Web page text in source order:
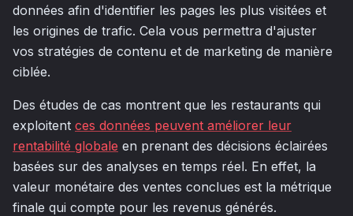
données afin d'identifier les pages les plus visitées et
les origines de trafic. Cela vous permettra d'ajuster
vos stratégies de contenu et de marketing de manière
ciblée.
Des études de cas montrent que les restaurants qui
exploitent ces données peuvent améliorer leur
rentabilité globale en prenant des décisions éclairées
basées sur des analyses en temps réel. En effet, la
valeur monétaire des ventes conclues est la métrique
finale qui compte pour les revenus générés.